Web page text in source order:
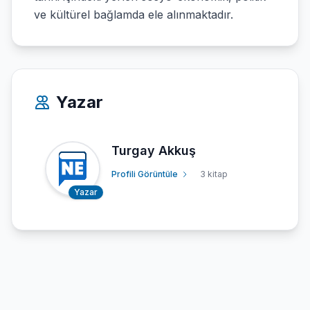
ve kültürel bağlamda ele alınmaktadır.
Yazar
Yazar
Turgay Akkuş
Profili Görüntüle 3 kitap